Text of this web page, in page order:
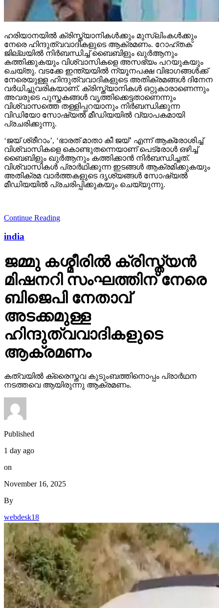
ഹരിയാനയില്‍ ക്രിസ്ത്യാനികള്‍ക്കും മുസ്‌ലിംകള്‍ക്കും
നേരെ ഹിന്ദുത്വവാദികളുടെ ആക്രമണം. റോഹ്തക്
ജില്ലയില്‍ നിര്‍ബന്ധിച്ച് ബൈബിളും ഖുര്‍ആനും
കത്തിക്കുകയും വിശ്വാസികളെ അസഭ്യം പറയുകയും
ചെയ്തു. വടക്കേ ഇന്ത്യയില്‍ ന്യൂനപക്ഷ വിഭാഗങ്ങള്‍ക്ക്
നേരെയുള്ള ഹിന്ദുത്വവാദികളുടെ അതിക്രമങ്ങള്‍ ദിനേന
വര്‍ധിച്ചുവരികയാണ്. ക്രിസ്ത്യാനികള്‍ ഒറ്റുകാരാണെന്നും
അവരുടെ പുസ്തകങ്ങള്‍ വൃത്തിക്കെട്ടതാണെന്നും
വിശ്വാസത്തെ തള്ളിപ്പറയാനും നിര്‍ബന്ധിക്കുന്ന
വിഡിയോ സോഷ്യല്‍ മീഡിയയില്‍ വ്യാപകമായി
പ്രചരിക്കുന്നു.
‘ജയ് ശ്രീറാം’, ‘ഭാരത് മാതാ കീ ജയ്’ എന്ന് ആക്രോശിച്ച്
വിശ്വാസികളെ കൊണ്ടുതന്നെയാണ് പെട്രോള്‍ ഒഴിച്ച്
ബൈബിളും ഖുര്‍ആനും കത്തിക്കാന്‍ നിര്‍ബന്ധിച്ചത്.
വിശ്വാസികള്‍ പ്രാര്‍ഥിക്കുന്ന ഇടങ്ങള്‍ ആക്രമിക്കുകയും
അതിക്രമ വാര്‍ത്തകളുടെ ദൃശ്യങ്ങള്‍ സോഷ്യല്‍
മീഡിയയില്‍ പ്രചരിപ്പിക്കുകയും ചെയ്യുന്നു.
Continue Reading
india
ജമ്മു കശ്മീരില്‍ ക്രിസ്ത്യന്‍
മിഷനറി സംഘത്തിന് നേരെ
ബിജെപി നേതാവ്
അടക്കമുള്ള
ഹിന്ദുത്വവാദികളുടെ
ആക്രമണം
കത്വയില്‍ ക്രൈസ്തവ കുടുംബത്തിനൊപ്പം പ്രാര്‍ഥന
നടത്തവെ ആയിരുന്നു ആക്രമണം.
Published
1 day ago
on
November 16, 2025
By
webdesk18